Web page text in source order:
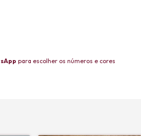
para escolher os números e cores